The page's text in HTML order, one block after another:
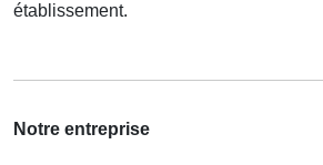
établissement.
Notre entreprise